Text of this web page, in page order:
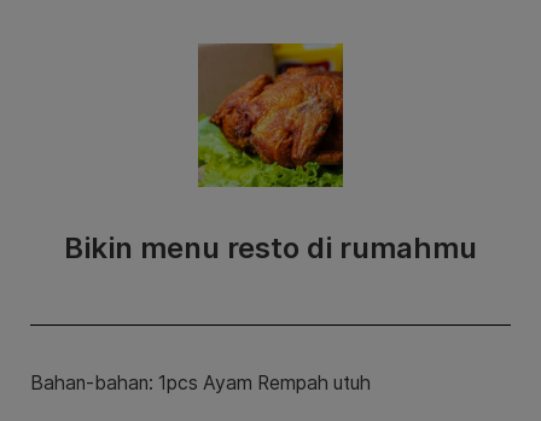
Bikin menu resto di rumahmu
Bahan-bahan: 1pcs Ayam Rempah utuh